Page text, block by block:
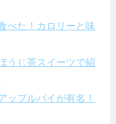
べた！カロリーと味
うじ茶スイーツで紹
ップルパイが有名！